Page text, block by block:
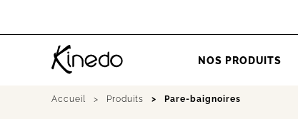
NOS PRODUITS
Accueil Produits Pare-baignoires